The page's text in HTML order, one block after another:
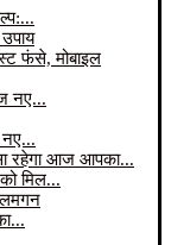
फंसे, मोबाइल
नए...
रहेगा आज आपका...
मिल...